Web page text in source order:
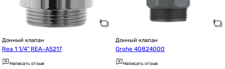
Донный клапан
Rea 1 1/4" REA-A5217
Написать отзыв
Донный клапан
Grohe 40824000
Написать отзыв